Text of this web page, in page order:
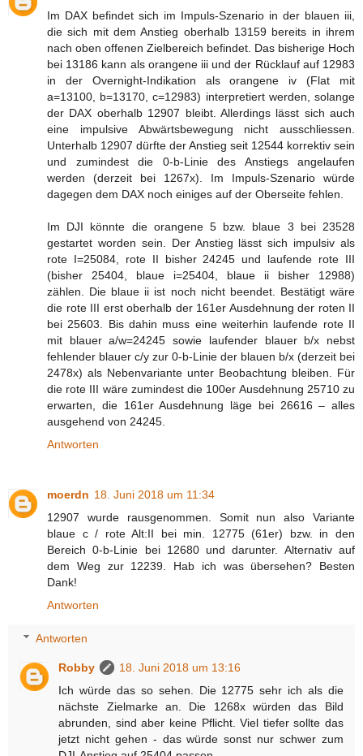
Im DAX befindet sich im Impuls-Szenario in der blauen iii,
die sich mit dem Anstieg oberhalb 13159 bereits in ihrem
nach oben offenen Zielbereich befindet. Das bisherige Hoch
bei 13186 kann als orangene iii und der Rücklauf auf 12983
in der Overnight-Indikation als orangene iv (Flat mit
a=13100, b=13170, c=12983) interpretiert werden, solange
der DAX oberhalb 12907 bleibt. Allerdings lässt sich auch
eine impulsive Abwärtsbewegung nicht ausschliessen.
Unterhalb 12907 dürfte der Anstieg seit 12544 korrektiv sein
und zumindest die 0-b-Linie des Anstiegs angelaufen
werden (derzeit bei 1267x). Im Impuls-Szenario würde
dagegen dem DAX noch einiges auf der Oberseite fehlen.
Im DJI könnte die orangene 5 bzw. blaue 3 bei 23528
gestartet worden sein. Der Anstieg lässt sich impulsiv als
rote I=25084, rote II bisher 24245 und laufende rote III
(bisher 25404, blaue i=25404, blaue ii bisher 12988)
zählen. Die blaue ii ist noch nicht beendet. Bestätigt wäre
die rote III erst oberhalb der 161er Ausdehnung der roten II
bei 25603. Bis dahin muss eine weiterhin laufende rote II
mit blauer a/w=24245 sowie laufender blauer b/x nebst
fehlender blauer c/y zur 0-b-Linie der blauen b/x (derzeit bei
2478x) als Nebenvariante unter Beobachtung bleiben. Für
die rote III wäre zumindest die 100er Ausdehnung 25710 zu
erwarten, die 161er Ausdehnung läge bei 26616 – alles
ausgehend von 24245.
Antworten
moerdn 18. Juni 2018 um 11:34
12907 wurde rausgenommen. Somit nun also Variante
blaue c / rote Alt:II bei min. 12775 (61er) bzw. in den
Bereich 0-b-Linie bei 12680 und darunter. Alternativ auf
dem Weg zur 12239. Hab ich was übersehen? Besten
Dank!
Antworten
Antworten
Robby
18. Juni 2018 um 13:16
Ich würde das so sehen. Die 12775 sehr ich als die
nächste Zielmarke an. Die 1268x würden das Bild
abrunden, sind aber keine Pflicht. Viel tiefer sollte das
jetzt nicht gehen - das würde sonst nur schwer zum